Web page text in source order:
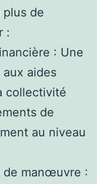
plus de
:
: Une
aides
collectivité
de
au niveau
de manœuvre :